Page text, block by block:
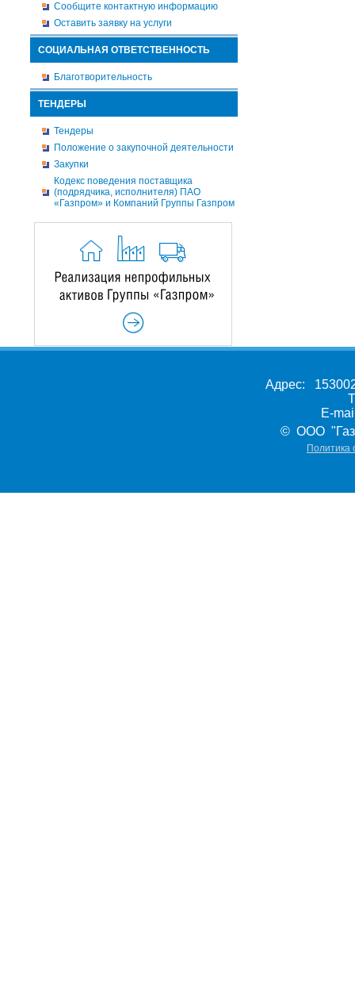
Сообщите контактную информацию
Оставить заявку на услуги
СОЦИАЛЬНАЯ ОТВЕТСТВЕННОСТЬ
Благотворительность
ТЕНДЕРЫ
Тендеры
Положение о закупочной деятельности
Закупки
Кодекс поведения поставщика
(подрядчика, исполнителя) ПАО
«Газпром» и Компаний Группы Газпром
Адрес:
E-
© ООО
Политика